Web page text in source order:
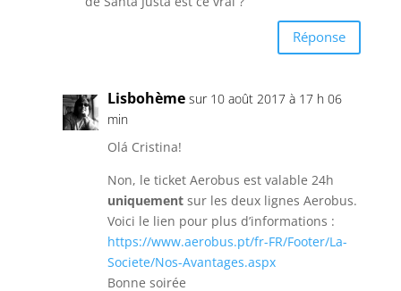
Réponse
Lisbohème sur 10 août 2017 à 17 h 06
min
Olá Cristina!
Non, le ticket Aerobus est valable 24h
uniquementsur les deux lignes Aerobus.
Voici le lien pour plus d’informations :
https://www.aerobus.pt/fr-FR/Footer/La-
Societe/Nos-Avantages.aspx
Bonne soirée